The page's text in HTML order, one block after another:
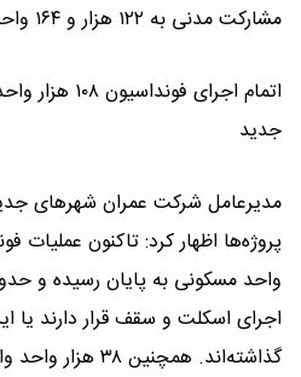
مشارکت مدنی به ۱۲۲ هزار و ۱۶۴ واحد رسیده است.
اتمام اجرای
جدید
مدیرعامل شرکت عمران شهر‌های
اجرای اسکلت و سقف قرار دارند یا